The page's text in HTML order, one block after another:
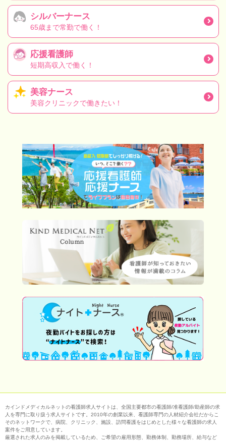
シルバーナース
65歳まで常勤で働く！
応援看護師
短期高収入で働く！
美容ナース
美容クリニックで働きたい！
カインドメディカルネットの看護師求人サイトは、全国主要都市の看護師/准看護師/助産師の求
人を専門に取り扱う求人サイトです。2010年の創業以来、看護師専門の人材紹介会社だからこ
そのネットワークで、病院、クリニック、施設、訪問看護をはじめとした様々な看護師の求人
案件をご用意しています。
厳選された求人のみを掲載しているため、ご希望の雇用形態、勤務体制、勤務場所、給与など